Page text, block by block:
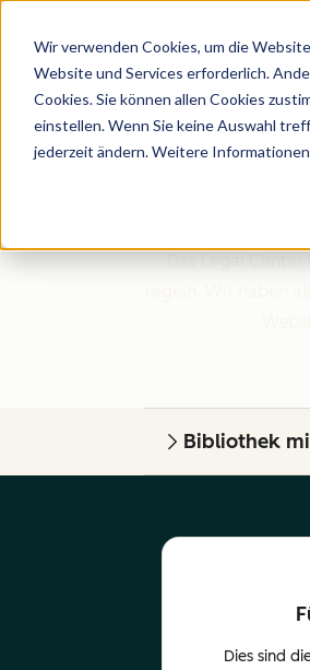
Wir verwenden Cookies, um die
Website und Services erforderlich.
Cookies. Sie können allen Cookies
einstellen. Wenn Sie keine Auswahl
jederzeit ändern. Weitere
Das Legal
Bibliothek
Dies sind